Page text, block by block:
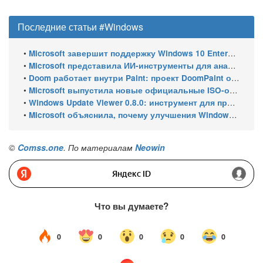
Последние статьи #Windows
• Microsoft завершит поддержку Windows 10 Enterprise LTSC 2021 в январе 2027 года. ESU продлят обновления до января 2030 года
• Microsoft представила ИИ-инструменты для анализа производительности Windows: ETW MCP и WPA MCP
• Doom работает внутри Paint: проект DoomPaint от технического директора Microsoft Azure
• Microsoft выпустила новые официальные ISO-образы Windows 11 для инсайдеров
• Windows Update Viewer 0.8.0: инструмент для просмотра истории обновлений Windows 11 и Windows 10 получил улучшения
• Microsoft объяснила, почему улучшения Windows 11 выходят так медленно
© Comss.one. По материалам Neowin